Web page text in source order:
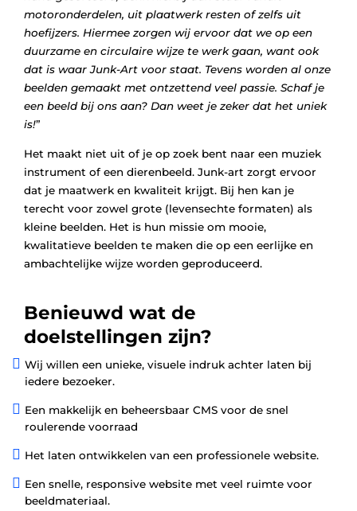
motoronderdelen, uit plaatwerk resten of zelfs uit
hoefijzers. Hiermee zorgen wij ervoor dat we op een
duurzame en circulaire wijze te werk gaan, want ook
dat is waar Junk-Art voor staat. Tevens worden al onze
beelden gemaakt met ontzettend veel passie. Schaf je
een beeld bij ons aan? Dan weet je zeker dat het uniek
is!”
Het maakt niet uit of je op zoek bent naar een muziek
instrument of een dierenbeeld. Junk-art zorgt ervoor
dat je maatwerk en kwaliteit krijgt. Bij hen kan je
terecht voor zowel grote (levensechte formaten) als
kleine beelden. Het is hun missie om mooie,
kwalitatieve beelden te maken die op een eerlijke en
ambachtelijke wijze worden geproduceerd.
Benieuwd wat de
doelstellingen zijn?
 Wij willen een unieke, visuele indruk achter laten bij
iedere bezoeker.
 Een makkelijk en beheersbaar CMS voor de snel
roulerende voorraad
 Het laten ontwikkelen van een professionele website.
 Een snelle, responsive website met veel ruimte voor
beeldmateriaal.